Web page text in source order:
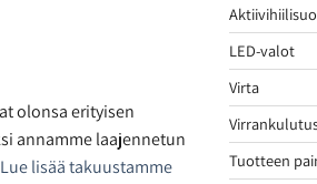
olonsa erityisen
annamme laajennetun
Lue lisää takuustamme
LED-valot
Virta
Tuotteen